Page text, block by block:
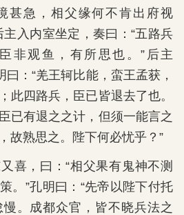
甚急，相父缘何不肯出府视
入内室坐定，奏曰：“五路兵
非观鱼，有所思也。”后主
曰：“羌王轲比能，蛮王孟获，
此四路兵，臣已皆退去了也。
已有退之之计，但须一能言之
故熟思之。陛下何必忧乎？”
喜，曰：“相父果有鬼神不测
。”孔明曰：“先帝以陛下付托
。成都众官，皆不晓兵法之